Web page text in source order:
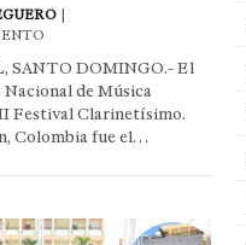
SANTO DOMINGO.- El
de Música
Festival Clarinetísimo.
Colombia fue el…